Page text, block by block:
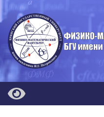
Перейти
к
содержимому